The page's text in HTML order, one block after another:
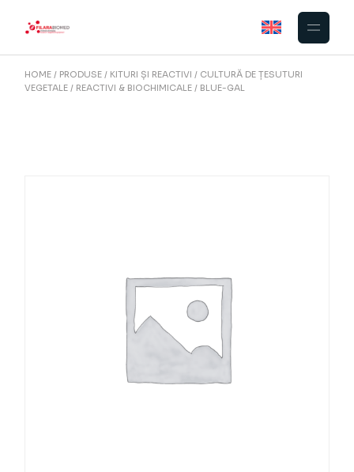
HOME PRODUSE KITURI ȘI REACTIVI
CULTURĂ DE ȚESUTURI
VEGETALE
REACTIVI & BIOCHIMICALE BLUE-GAL